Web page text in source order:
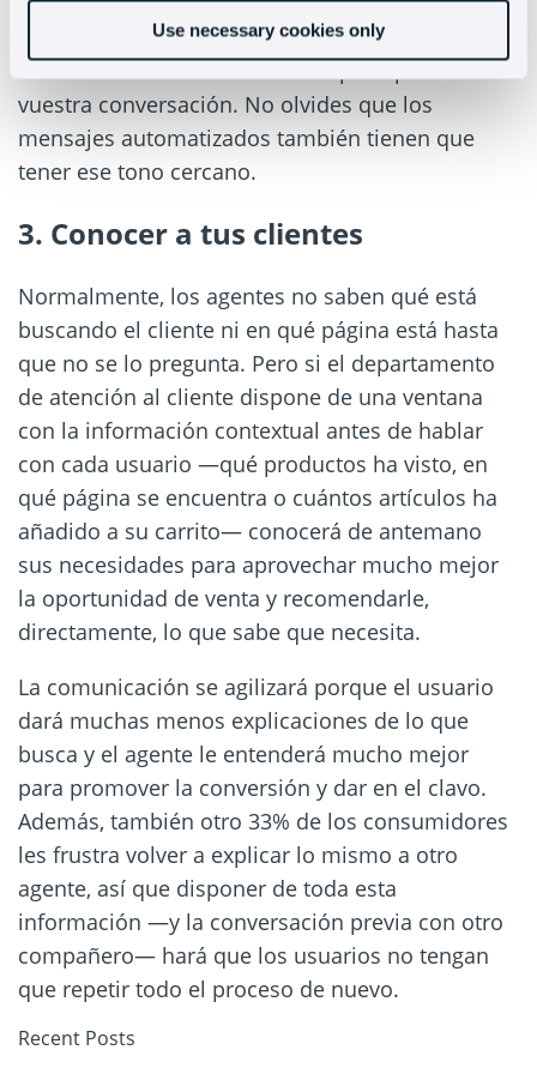
Use necessary cookies only
atención y no hacer esperar a tus clientes pero
debe entenderse sólo como un paso previo a
vuestra conversación. No olvides que los
mensajes automatizados también tienen que
tener ese tono cercano.
3. Conocer a tus clientes
Normalmente, los agentes no saben qué está
buscando el cliente ni en qué página está hasta
que no se lo pregunta. Pero si el departamento
de atención al cliente dispone de una ventana
con la información contextual antes de hablar
con cada usuario —qué productos ha visto, en
qué página se encuentra o cuántos artículos ha
añadido a su carrito— conocerá de antemano
sus necesidades para aprovechar mucho mejor
la oportunidad de venta y recomendarle,
directamente, lo que sabe que necesita.
La comunicación se agilizará porque el usuario
dará muchas menos explicaciones de lo que
busca y el agente le entenderá mucho mejor
para promover la conversión y dar en el clavo.
Además, también otro 33% de los consumidores
les frustra volver a explicar lo mismo a otro
agente, así que disponer de toda esta
información —y la conversación previa con otro
compañero— hará que los usuarios no tengan
que repetir todo el proceso de nuevo.
Recent Posts